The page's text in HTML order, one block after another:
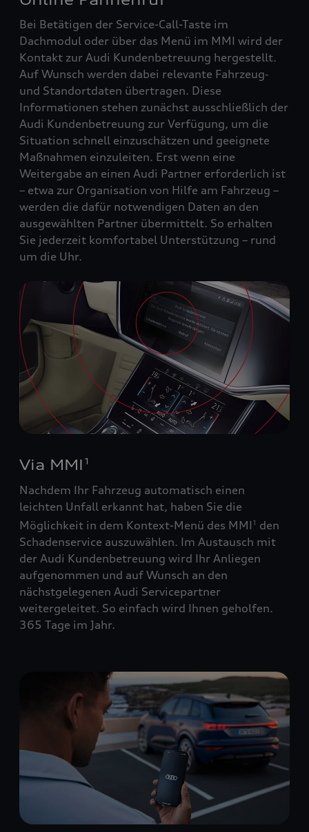
Bei Betätigen der Service-Call-Taste im
Dachmodul oder über das Menü im MMI wird der
Kontakt zur Audi Kundenbetreuung hergestellt.
Auf Wunsch werden dabei relevante Fahrzeug‑
und Standortdaten übertragen. Diese
Informationen stehen zunächst ausschließlich der
Audi Kundenbetreuung zur Verfügung, um die
Situation schnell einzuschätzen und geeignete
Maßnahmen einzuleiten. Erst wenn eine
Weitergabe an einen Audi Partner erforderlich ist
– etwa zur Organisation von Hilfe am Fahrzeug –
werden die dafür notwendigen Daten an den
ausgewählten Partner übermittelt. So erhalten
Sie jederzeit komfortabel Unterstützung – rund
um die Uhr.
Via MMI 1
Nachdem Ihr Fahrzeug automatisch einen
leichten Unfall erkannt hat, haben Sie die
Möglichkeit in dem Kontext-Menü des MMI 1
den
Schadenservice auszuwählen. Im Austausch mit
der Audi Kundenbetreuung wird Ihr Anliegen
aufgenommen und auf Wunsch an den
nächstgelegenen Audi Servicepartner
weitergeleitet. So einfach wird Ihnen geholfen.
365 Tage im Jahr.